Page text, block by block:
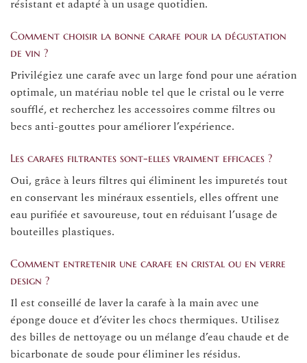
résistant et adapté à un usage quotidien.
Comment choisir la bonne carafe pour la dégustation
de vin ?
Privilégiez une carafe avec un large fond pour une aération
optimale, un matériau noble tel que le cristal ou le verre
soufflé, et recherchez les accessoires comme filtres ou
becs anti-gouttes pour améliorer l’expérience.
Les carafes filtrantes sont-elles vraiment efficaces ?
Oui, grâce à leurs filtres qui éliminent les impuretés tout
en conservant les minéraux essentiels, elles offrent une
eau purifiée et savoureuse, tout en réduisant l’usage de
bouteilles plastiques.
Comment entretenir une carafe en cristal ou en verre
design ?
Il est conseillé de laver la carafe à la main avec une
éponge douce et d’éviter les chocs thermiques. Utilisez
des billes de nettoyage ou un mélange d’eau chaude et de
bicarbonate de soude pour éliminer les résidus.